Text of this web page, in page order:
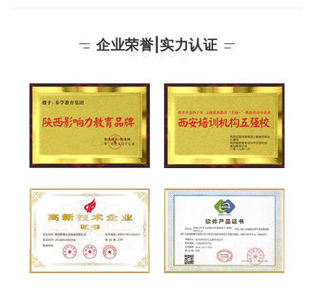
企业荣誉|实力认证
HONOR